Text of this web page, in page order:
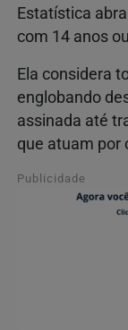
Estatística
com 14 anos
Ela considera
englobando
assinada até
que atuam por
Publicidade